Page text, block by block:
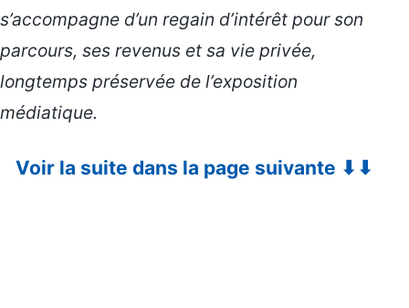
s’accompagne d’un regain d’intérêt pour son
parcours, ses revenus et sa vie privée,
longtemps préservée de l’exposition
médiatique.
Voir la suite dans la page suivante ⬇⬇